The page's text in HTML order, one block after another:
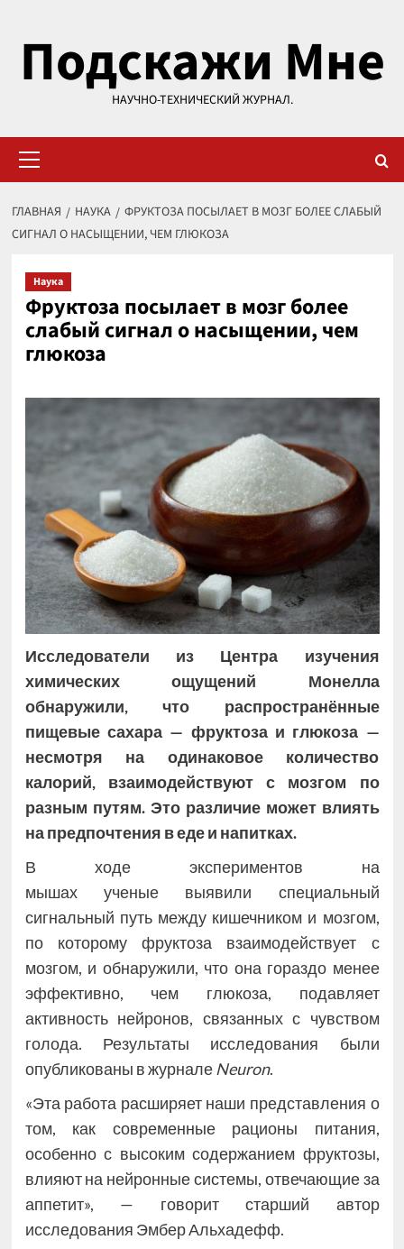
содержимому
Подскажи Мне
НАУЧНО-ТЕХНИЧЕСКИЙ ЖУРНАЛ.
меню
ГЛАВНАЯ НАУКА
ФРУКТОЗА ПОСЫЛАЕТ В МОЗГ БОЛЕЕ СЛАБЫЙ
СИГНАЛ О НАСЫЩЕНИИ, ЧЕМ ГЛЮКОЗА
Наука
Фруктоза посылает в мозг более
слабый сигнал о насыщении, чем
глюкоза
Исследователи из Центра изучения
химических ощущений Монелла
обнаружили, что распространённые
пищевые сахара — фруктоза и глюкоза —
несмотря на одинаковое количество
калорий, взаимодействуют с мозгом по
разным путям. Это различие может влиять
на предпочтения в еде и напитках.
В ходе экспериментов на
мышах ученые выявили специальный
сигнальный путь между кишечником и мозгом,
по которому фруктоза взаимодействует с
мозгом, и обнаружили, что она гораздо менее
эффективно, чем глюкоза, подавляет
активность нейронов, связанных с чувством
голода. Результаты исследования были
опубликованы в журнале Neuron.
«Эта работа расширяет наши представления о
том, как современные рационы питания,
особенно с высоким содержанием фруктозы,
влияют на нейронные системы, отвечающие за
аппетит», — говорит старший автор
исследования Эмбер Альхадефф.